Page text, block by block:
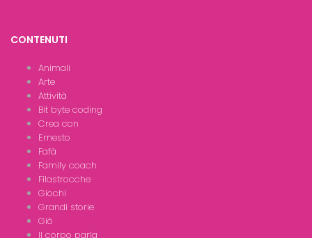
CONTENUTI
Animali
Arte
Attività
Bit byte coding
Crea con
Ernesto
Fafà
Family coach
Filastrocche
Giochi
Grandi storie
Giò
Il corpo parla